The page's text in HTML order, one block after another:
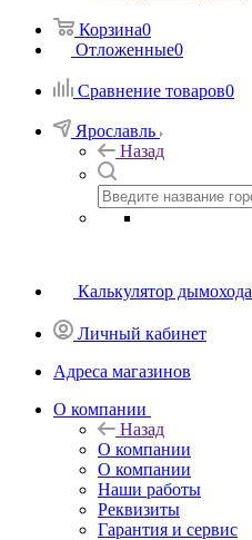
Корзина0
Отложенные0
Сравнение товаров0
Ярославль
Назад
Калькулятор дымохода
Личный кабинет
Адреса магазинов
O компании
Назад
O компании
О компании
Наши работы
Реквизиты
Гарантия и сервис